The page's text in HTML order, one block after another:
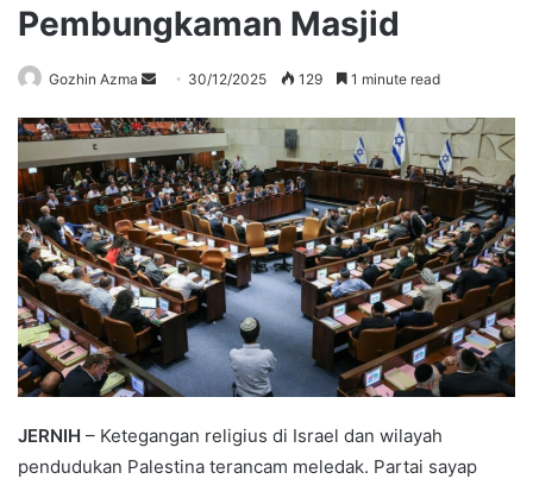
Pembungkaman Masjid
Gozhin Azma
Send
email
30/12/2025 129 1 minute read
JERNIH – Ketegangan religius di Israel dan wilayah
pendudukan Palestina terancam meledak. Partai sayap